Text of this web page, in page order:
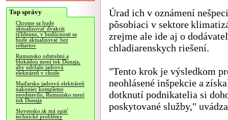
Top správy
Chrome sa bude
aktualizovať dvakrát
týždenne, v budúcnosti sa
bude aktualizovať bez
reštartov
Rumunsko odstrelmi a
blokádou mení tok Dunaja,
aby udržalo jadrovú
elektráreň v chode
Maďarsko jadrovú elektráreň
nakoniec kompletne
neodstavilo, Rumunsko mení
tok Dunaja
Slovensko.sk má opäť
technické problémy
Úrad ich v oznámení
pôsobiaci v sektore
zrejme ale ide aj o
chladiarenskych riešení.
"Tento krok je výsledkom
neohlásené inšpekcie a
dotknutí podnikatelia si
poskytované služby,"